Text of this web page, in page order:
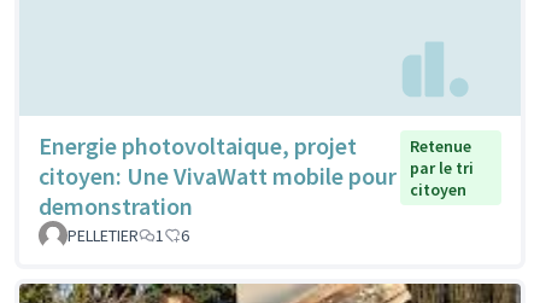
Energie photovoltaique, projet
citoyen: Une VivaWatt mobile pour
demonstration
Retenue
par le tri
citoyen
PELLETIER 1 6